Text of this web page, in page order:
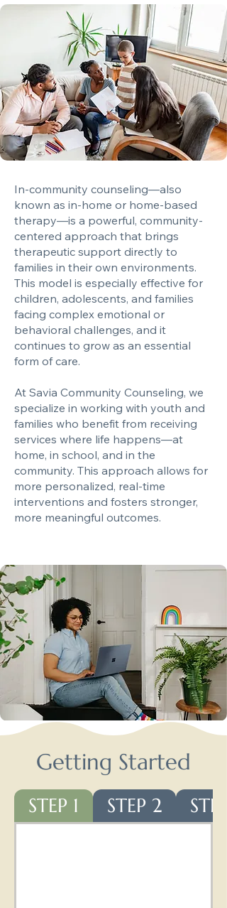
In-community counseling—also
known as in-home or home-based
therapy—is a powerful, community-
centered approach that brings
therapeutic support directly to
families in their own environments.
This model is especially effective for
children, adolescents, and families
facing complex emotional or
behavioral challenges, and it
continues to grow as an essential
form of care.
At Savia Community Counseling, we
specialize in working with youth and
families who benefit from receiving
services where life happens—at
home, in school, and in the
community. This approach allows for
more personalized, real-time
interventions and fosters stronger,
more meaningful outcomes.
Getting Started
STEP 1 STEP 2 STEP